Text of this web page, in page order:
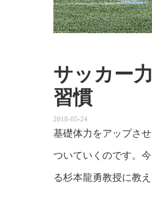
サッカー
習慣
2018-05-24
基礎体力をアップさ
ついていくのです。
る杉本龍勇教授に教